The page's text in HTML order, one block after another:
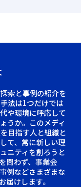
索と事例の紹介を
法は1つだけでは
や環境に呼応して
うか。このメディ
目指す人と組織と
て、常に新しい理
ニティを創ろうと
問わず、事業会
例などさまざまな
届けします。